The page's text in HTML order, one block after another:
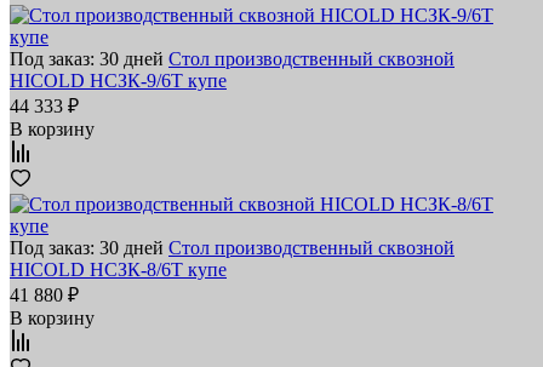
Под заказ: 30 дней Стол производственный сквозной
HICOLD НСЗК-9/6Т купе
44 333 ₽
В корзину
Под заказ: 30 дней Стол производственный сквозной
HICOLD НСЗК-8/6Т купе
41 880 ₽
В корзину